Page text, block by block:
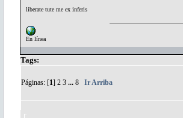
liberate tute me ex inferis
En línea
Tags:
Páginas: [1] 2 3 ... 8 Ir Arriba